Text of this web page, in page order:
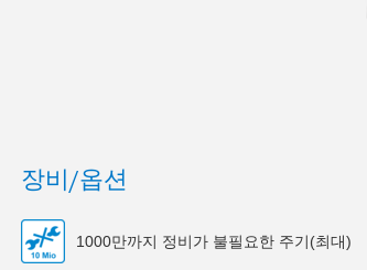
장비/옵션
1000만까지 정비가 불필요한 주기(최대)